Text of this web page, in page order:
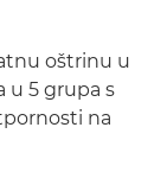
oštrinu u
u 5 grupa s
na